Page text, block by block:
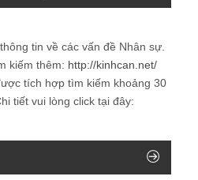
tin về các vấn đề Nhân sự
kiếm thêm: http://kinhcan.net/
tích hợp tìm kiếm khoảng 30
tiết vui lòng click tại đây: